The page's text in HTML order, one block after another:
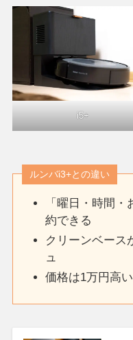
i5+
ルンバi3+との違い
「曜日・時間
約できる
クリーンベース
ュ
価格は1万円高い